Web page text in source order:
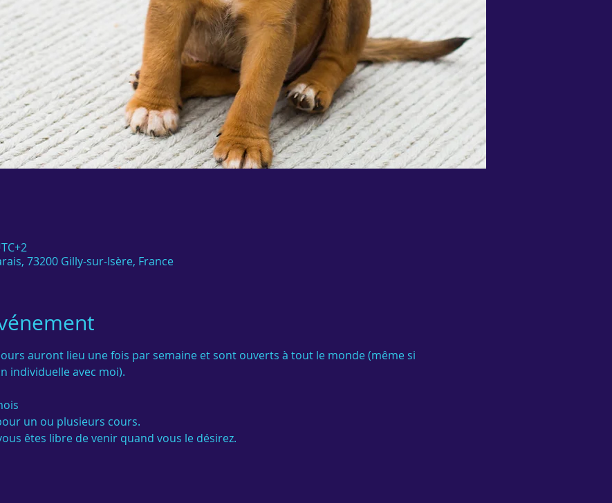
73200 Gilly-sur-Isère, France
auront lieu une fois par semaine et sont ouverts à tout le monde (même si
individuelle avec moi).